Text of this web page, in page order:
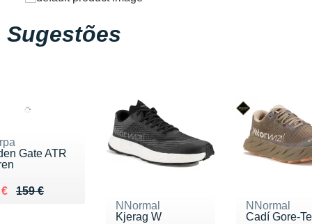
Sugestões
Gate ATR
159 €
de 159 €
119 €
NNormal
Kjerag W
NNormal
Cadí Gore-